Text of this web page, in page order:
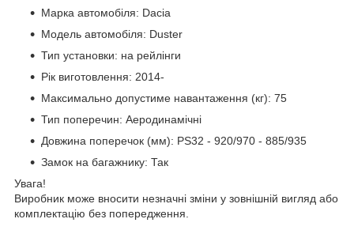
Марка автомобіля: Dacia
Модель автомобіля: Duster
Тип установки: на рейлінги
Рік виготовлення: 2014-
Максимально допустиме навантаження (кг): 75
Тип поперечин: Аеродинамічні
Довжина поперечок (мм): PS32 - 920/970 - 885/935
Замок на багажнику: Так
Увага!
Виробник може вносити незначні зміни у зовнішній вигляд або
комплектацію без попередження.